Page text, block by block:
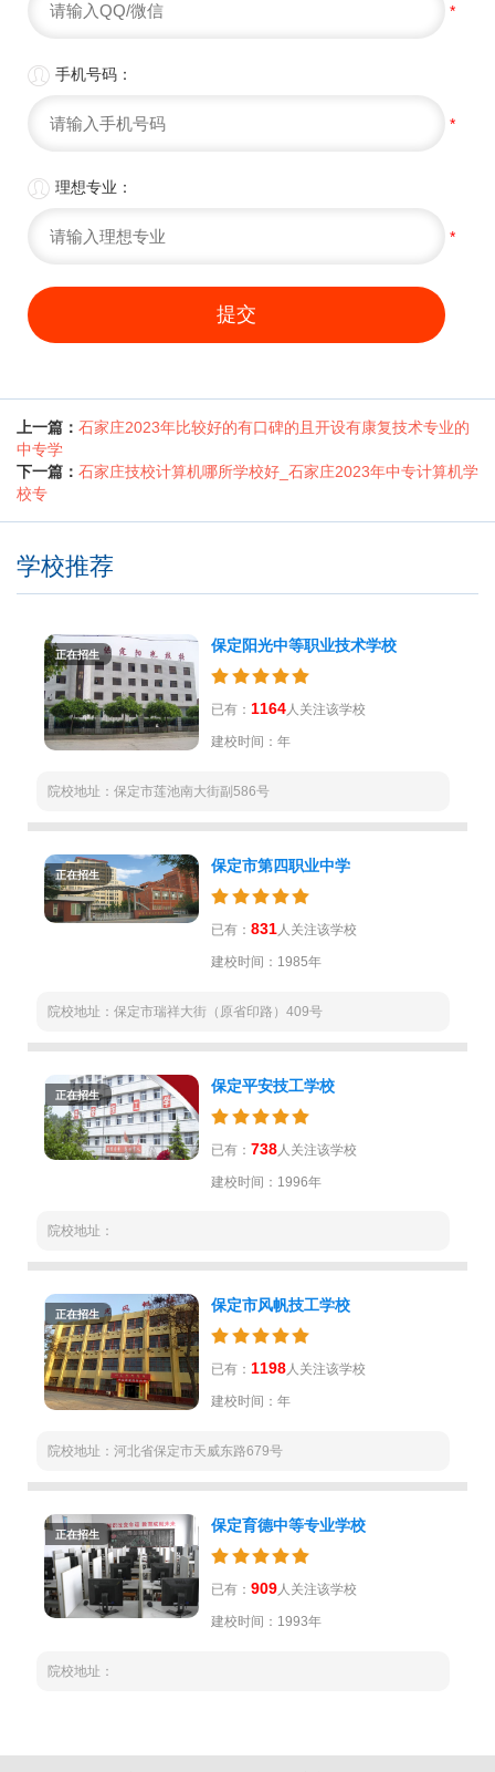
*
 手机号码：
*
 理想专业：
*
提交
上一篇： 石家庄2023年比较好的有口碑的且开设有康复技术专业的
中专学
下一篇： 石家庄技校计算机哪所学校好_石家庄2023年中专计算机学
校专
学校推荐
正在招生
保定阳光中等职业技术学校
已有： 1164人关注该学校
建校时间：年
院校地址：保定市莲池南大街副586号
正在招生
保定市第四职业中学
已有： 831人关注该学校
建校时间：1985年
院校地址：保定市瑞祥大街（原省印路）409号
正在招生
保定平安技工学校
已有： 738人关注该学校
建校时间：1996年
院校地址：
正在招生
保定市风帆技工学校
已有： 1198人关注该学校
建校时间：年
院校地址：河北省保定市天威东路679号
正在招生
保定育德中等专业学校
已有： 909人关注该学校
建校时间：1993年
院校地址：